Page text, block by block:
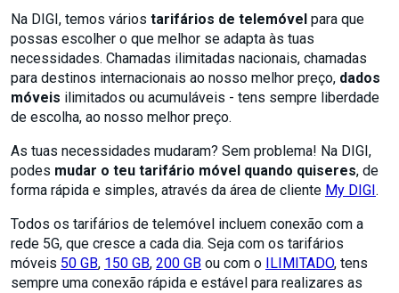
Na DIGI, temos vários tarifários de telemóvel para que
possas escolher o que melhor se adapta às tuas
necessidades. Chamadas ilimitadas nacionais, chamadas
para destinos internacionais ao nosso melhor preço, dados
móveis ilimitados ou acumuláveis - tens sempre liberdade
de escolha, ao nosso melhor preço.
As tuas necessidades mudaram? Sem problema! Na DIGI,
podes mudar o teu tarifário móvel quando quiseres, de
forma rápida e simples, através da área de cliente My DIGI .
Todos os tarifários de telemóvel incluem conexão com a
rede 5G, que cresce a cada dia. Seja com os tarifários
móveis 50 GB, 150 GB, 200 GB ou com o ILIMITADO, tens
sempre uma conexão rápida e estável para realizares as